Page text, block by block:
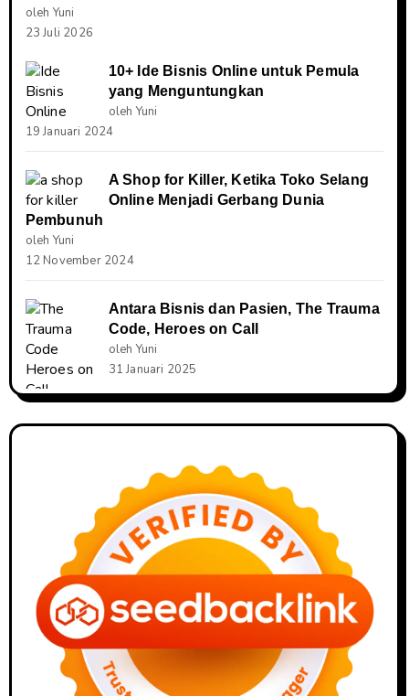
oleh Yuni
23 Juli 2026
10+ Ide Bisnis Online untuk Pemula
yang Menguntungkan
oleh Yuni
19 Januari 2024
A Shop for Killer, Ketika Toko Selang
Online Menjadi Gerbang Dunia
Pembunuh
oleh Yuni
12 November 2024
Antara Bisnis dan Pasien, The Trauma
Code, Heroes on Call
oleh Yuni
31 Januari 2025